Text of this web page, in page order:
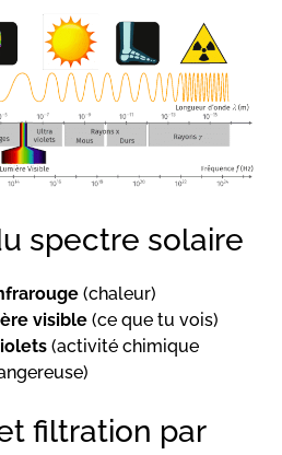
spectre solaire
(chaleur)
visible (ce que tu vois)
(activité chimique
filtration par